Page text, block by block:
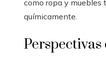
como ropa y muebles
químicamente.